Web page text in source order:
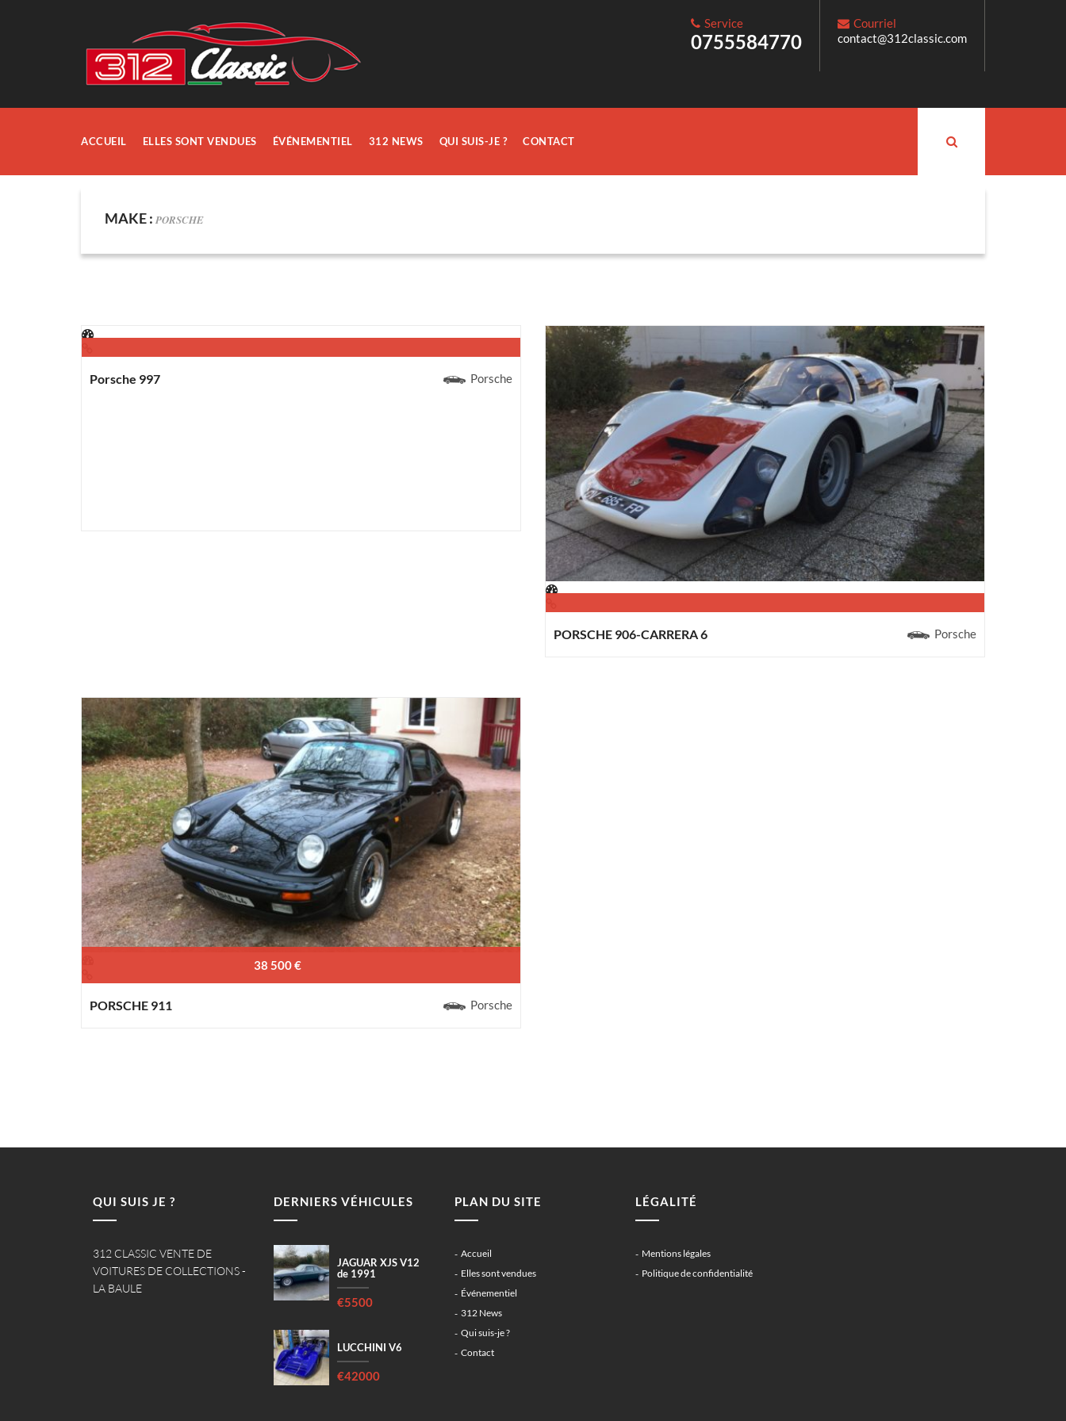
Courriel
contact@312classic.com
Service
0755584770
ACCUEIL ELLES SONT VENDUES ÉVÉNEMENTIEL 312 NEWS QUI SUIS-JE ? CONTACT
MAKE : PORSCHE
Porsche 997 Porsche
PORSCHE 906-CARRERA 6 Porsche
38 500 €
PORSCHE 911 Porsche
QUI SUIS JE ?
312 CLASSIC VENTE DE
VOITURES DE COLLECTIONS -
LA BAULE
DERNIERS VÉHICULES
JAGUAR XJS V12
de 1991
€5500
LUCCHINI V6
€42000
PLAN DU SITE
Accueil
Elles sont vendues
Événementiel
312 News
Qui suis-je ?
Contact
LÉGALITÉ
Mentions légales
Politique de confidentialité